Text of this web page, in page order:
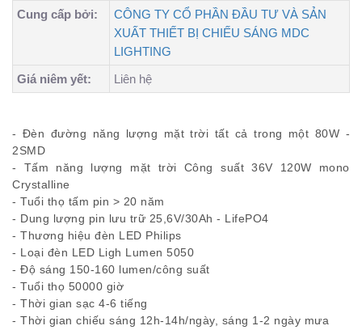
Cung cấp bởi:
CÔNG TY CỔ PHẦN ĐẦU TƯ VÀ SẢN
XUẤT THIẾT BỊ CHIẾU SÁNG MDC
LIGHTING
Giá niêm yết:
Liên hệ
- Đèn đường năng lượng mặt trời tất cả trong một 80W -
2SMD
- Tấm năng lượng mặt trời Công suất 36V 120W mono
Crystalline
- Tuổi thọ tấm pin > 20 năm
- Dung lượng pin lưu trữ 25,6V/30Ah - LifePO4
- Thương hiệu đèn LED Philips
- Loại đèn LED Ligh Lumen 5050
- Độ sáng 150-160 lumen/công suất
- Tuổi thọ 50000 giờ
- Thời gian sạc 4-6 tiếng
- Thời gian chiếu sáng 12h-14h/ngày, sáng 1-2 ngày mưa